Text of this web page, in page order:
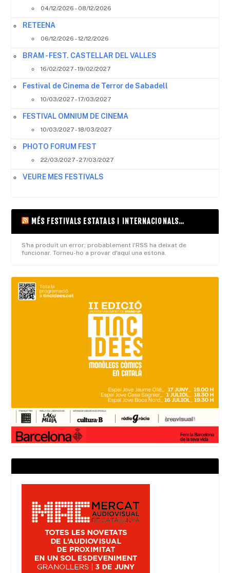
04/12/2026 - 08/12/2026
RETEENA
06/12/2026 - 12/12/2026
BRAM - FEST. CASTELLAR DEL VALLES
16/02/2027 - 19/02/2027
Festival de Cinema de Terror de Sabadell
10/03/2027 - 17/03/2027
FESTIVAL OMNIUM DE CINEMA
10/03/2027 - 18/03/2027
PHOTO FORUM FEST
22/03/2027 - 27/03/2027
VEURE MES FESTIVALS
MÉS FESTIVALS ESTATALS I INTERNACIONALS…
S'ha produït un error; probablement l'RSS ha deixat de
funcionar. Torneu-ho a provar d'aquí una estona.